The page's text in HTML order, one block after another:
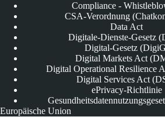
Compliance -
CSA-Verordnung
Data Act
Digitale-Dienste-Gesetz
Digital-Gesetz
Digital Markets Act
Digital Operational Resilience
Digital Services Act
ePrivacy-Richtlinie
Europäische Union